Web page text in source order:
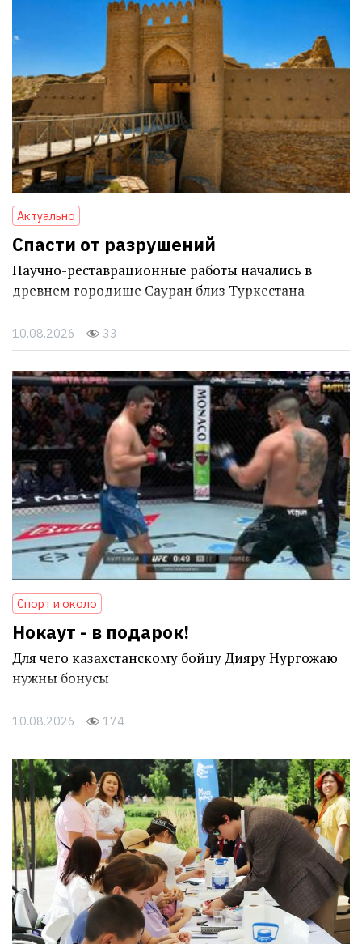
Актуально
Спасти от разрушений
Научно-реставрационные работы начались в
древнем городище Сауран близ Туркестана
10.08.2026 33
Спорт и около
Нокаут - в подарок!
Для чего казахстанскому бойцу Дияру Нургожаю
нужны бонусы
10.08.2026 174